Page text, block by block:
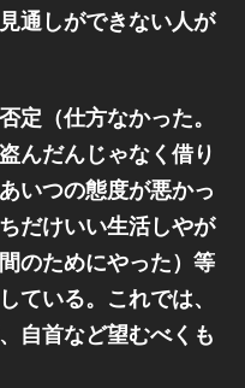
通しができない人が
定（仕方なかった。
んだんじゃなく借り
いつの態度が悪かっ
だけいい生活しやが
のためにやった）等
ている。これでは、
自首など望むべくも